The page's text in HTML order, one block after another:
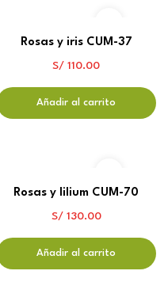
Rosas y iris CUM-37
S/ 110.00
Añadir al carrito
Rosas y lilium CUM-70
S/130.00
Añadir al carrito